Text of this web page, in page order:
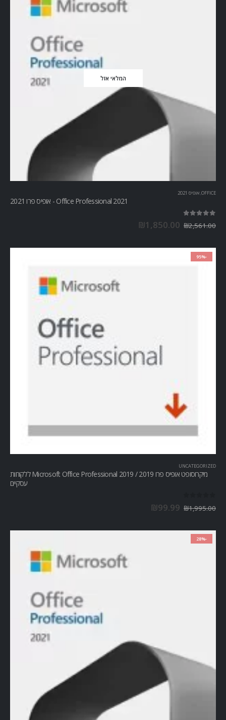
המלאי אזל
OFFICE
, אופיס 2021
Office Professional 2021 - אופיס פרו 2021
₪2,561.00
₪1,850.00
-95%
UNCATEGORIZED
מיקרוסופט אופיס פרו Microsoft Office Professional 2019 / 2019 ללקוחות
עסקיים
₪1,995.00
₪99.99
-28%